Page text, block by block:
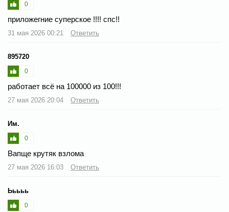
0
приложегние суперское !!!! спс!!
31 мая 2026 00:21 Ответить
895720
0
работает всё на 100000 из 100!!!
27 мая 2026 20:04 Ответить
Им.
0
Вапще крутяк взлома
27 мая 2026 16:03 Ответить
Ььььь
0